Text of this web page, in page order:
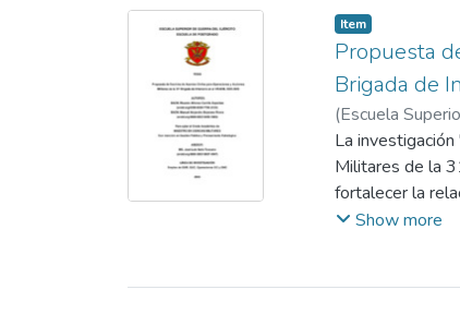
Item
Propuesta
Brigada de
(Escuela
Bejarano
La
Militares de la
fortalecer la
narcotráfico y
Show more